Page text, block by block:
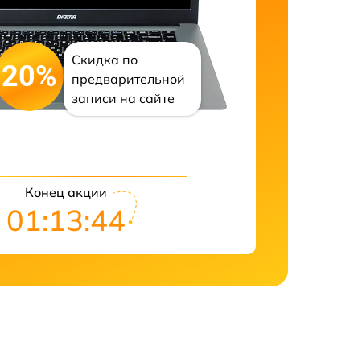
20%
Скидка по
предварительной
записи на сайте
Конец акции
01:13:43